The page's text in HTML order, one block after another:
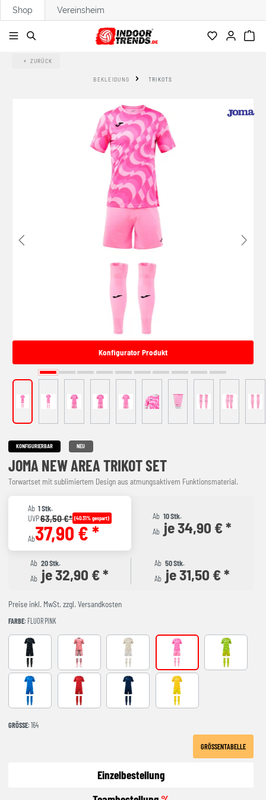
springen
Shop Vereinsheim
ZURÜCK
BEKLEIDUNG TRIKOTS
Konfigurator Produkt
KONFIGURIERBAR NEU
JOMA NEW AREA TRIKOT SET
Torwartset mit sublimiertem Design aus atmungsaktivem Funktionsmaterial.
Ab 1 Stk.
UVP63,50 €* (40.31% gespart)
Ab37,90 € *
Ab 10 Stk.
Ab je 34,90 € *
Ab 20 Stk.
Ab je 32,90 € *
Ab 50 Stk.
Ab je 31,50 € *
Preise inkl. MwSt. zzgl. Versandkosten
FARBE: FLUOR PINK
ANTHRACITE CORAL FLUOR beige FLUOR PINK GREEN
ROYAL red NAVY YELLOW
GRÖSSE : 164
GRÖSSENTABELLE
Einzelbestellung